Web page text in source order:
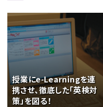
授業にe-Learningを連
携させ、徹底した「英検対
策」を図る！